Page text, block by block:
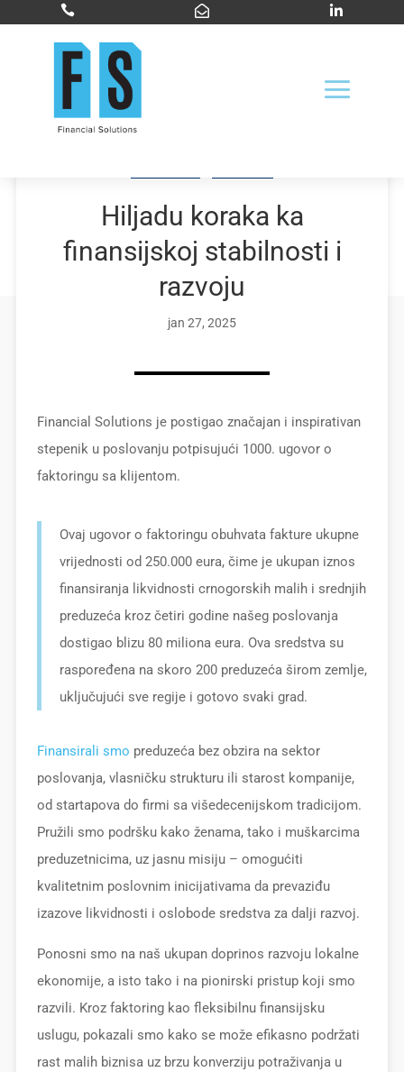
  
Hiljadu koraka ka
finansijskoj stabilnosti i
razvoju
jan 27, 2025
Financial Solutions je postigao značajan i inspirativan
stepenik u poslovanju potpisujući 1000. ugovor o
faktoringu sa klijentom.
Ovaj ugovor o faktoringu obuhvata fakture ukupne
vrijednosti od 250.000 eura, čime je ukupan iznos
finansiranja likvidnosti crnogorskih malih i srednjih
preduzeća kroz četiri godine našeg poslovanja
dostigao blizu 80 miliona eura. Ova sredstva su
raspoređena na skoro 200 preduzeća širom zemlje,
uključujući sve regije i gotovo svaki grad.
Finansirali smo preduzeća bez obzira na sektor
poslovanja, vlasničku strukturu ili starost kompanije,
od startapova do firmi sa višedecenijskom tradicijom.
Pružili smo podršku kako ženama, tako i muškarcima
preduzetnicima, uz jasnu misiju – omogućiti
kvalitetnim poslovnim inicijativama da prevaziđu
izazove likvidnosti i oslobode sredstva za dalji razvoj.
Ponosni smo na naš ukupan doprinos razvoju lokalne
ekonomije, a isto tako i na pionirski pristup koji smo
razvili. Kroz faktoring kao fleksibilnu finansijsku
uslugu, pokazali smo kako se može efikasno podržati
rast malih biznisa uz brzu konverziju potraživanja u